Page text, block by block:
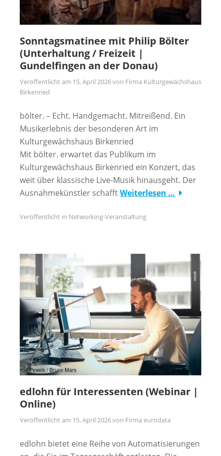
Sonntagsmatinee mit Philip Bölter
(Unterhaltung / Freizeit |
Gundelfingen an der Donau)
Veröffentlicht am 15. April 2026von Firma Kulturgewächshaus
Birkenried
bölter. – Echt. Handgemacht. Mitreißend. Ein
Musikerlebnis der besonderen Art im
Kulturgewächshaus Birkenried
Mit bölter. erwartet das Publikum im
Kulturgewächshaus Birkenried ein Konzert, das
weit über klassische Live-Musik hinausgeht. Der
Ausnahmekünstler schafftWeiterlesen …
Veröffentlicht in Networking-Veranstaltung
edlohn für Interessenten (Webinar |
Online)
Veröffentlicht am 15. April 2026von Firma eurodata
edlohn bietet eine Reihe von Automatisierungen